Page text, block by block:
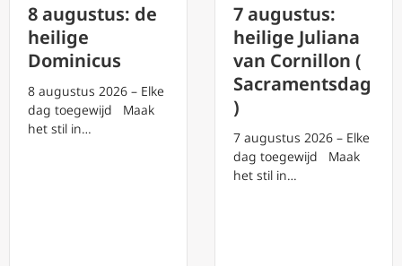
8 augustus: de
heilige
Dominicus
8 augustus 2026 – Elke
dag toegewijd Maak
het stil in…
7 augustus:
heilige Juliana
van Cornillon (
Sacramentsdag
)
7 augustus 2026 – Elke
dag toegewijd Maak
het stil in…